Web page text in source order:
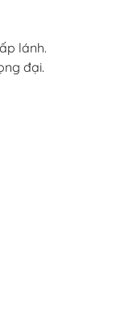
lánh.
đại.